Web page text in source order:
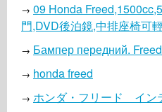
→ 09 Honda
門,DVD後泊鏡,中排座椅可
→ Бампер передний.
→ honda freed
→ ホンダ・フリード イン